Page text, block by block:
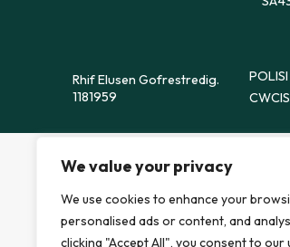
We value your privacy
We use cookies to enhance your
personalised ads or content, and
clicking "Accept All", you consent to our
Rhif Elusen Gofrestredig.
1181959
POLISI
CWCIS